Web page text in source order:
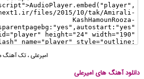
امیرعلی ،تک آهنگ
دانلود آهنگ های امیرعلی